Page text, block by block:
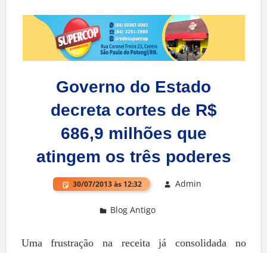
Governo do Estado
decreta cortes de R$
686,9 milhões que
atingem os três poderes
30/07/2013 às 12:32 Admin
Blog Antigo
Uma frustração na receita já consolidada no